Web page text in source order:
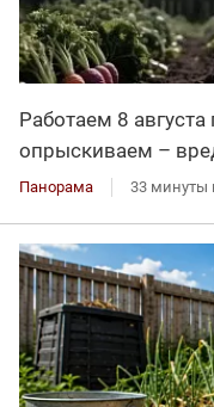
Работаем 8
опрыскиваем –
Панорама 33 минуты